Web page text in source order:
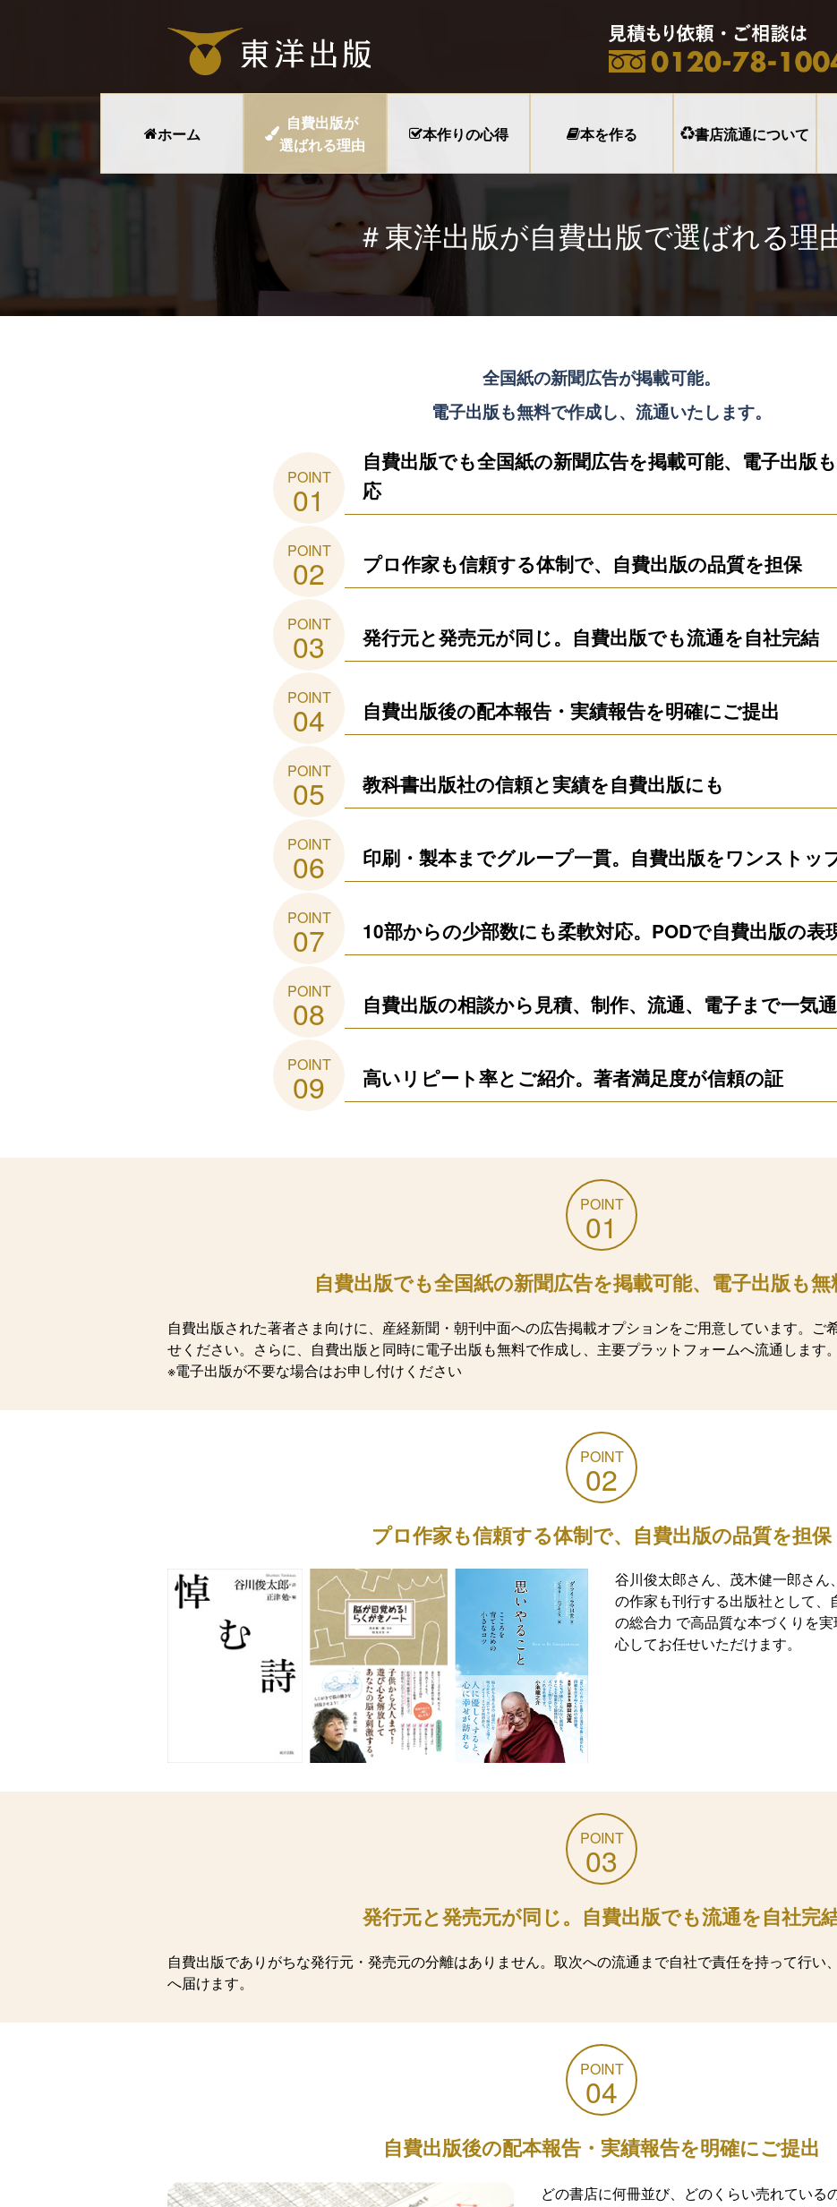
ホーム
自費出版が
選ばれる理由
本作りの心得 本を作る 書店流通について
＃東洋出版が自費出版で選ばれる理
全国紙の新聞広告が掲載可能。
電子出版も無料で作成し、流通いたします。
POINT
01
自費出版でも全国紙の新聞広告を掲載可能、電子出版
応
POINT
02 プロ作家も信頼する体制で、自費出版の品質を担保
POINT
03 発行元と発売元が同じ。自費出版でも流通を自社完結
POINT
04 自費出版後の配本報告・実績報告を明確にご提出
POINT
05 教科書出版社の信頼と実績を自費出版にも
POINT
06 印刷・製本までグループ一貫。自費出版をワンストッ
POINT
07 10部からの少部数にも柔軟対応。PODで自費出版の表
POINT
08 自費出版の相談から見積、制作、流通、電子まで一気
POINT
09 高いリピート率とご紹介。著者満足度が信頼の証
POINT
01
自費出版でも全国紙の新聞広告を掲載可能、電子出版も無
自費出版された著者さま向けに、産経新聞・朝刊中面への広告掲載オプションをご用意しています。ご
せください。さらに、自費出版と同時に電子出版も無料で作成し、主要プラットフォームへ流通します。
※電子出版が不要な場合はお申し付けください
POINT
02
プロ作家も信頼する体制で、自費出版の品質を担保
谷川俊太郎さん、茂木健一郎さん
の作家も刊行する出版社として
の総合力 で高品質な本づくりを
心してお任せいただけます。
POINT
03
発行元と発売元が同じ。自費出版でも流通を自社完
自費出版でありがちな発行元・発売元の分離はありません。取次への流通まで自社で責任を持って行い
へ届けます。
POINT
04
自費出版後の配本報告・実績報告を明確にご提出
どの書店に何冊並び、どのくらい売れている